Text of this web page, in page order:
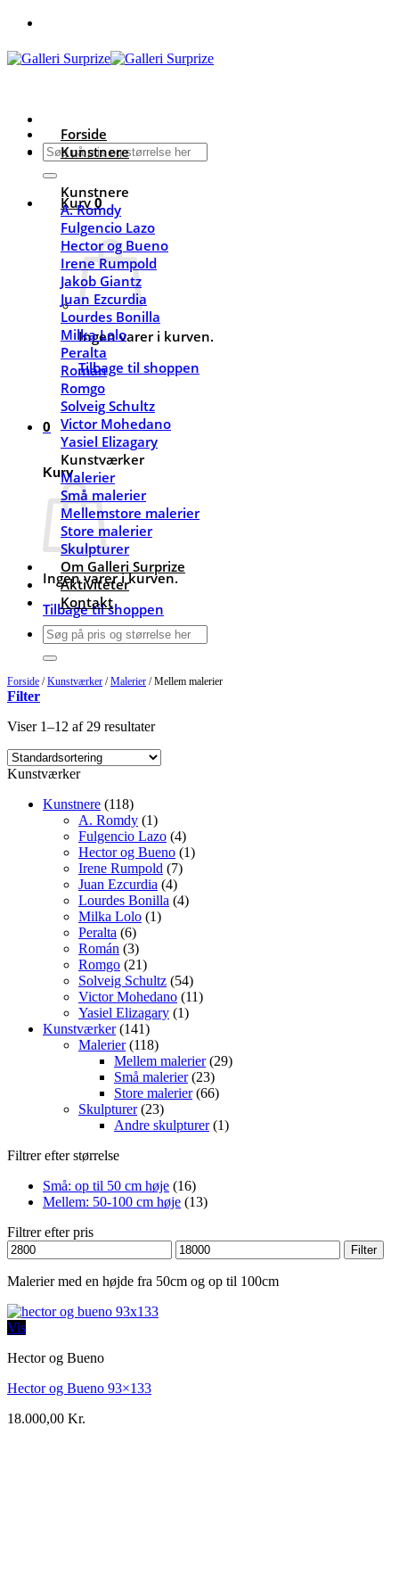
Fortsæt
indhold
Søg
Kurv0
Ingen varer i kurven.
Tilbage til shoppen
0
Kurv
Ingen varer i kurven.
Tilbage til shoppen
Forside
Kunstnere
Kunstnere
A. Romdy
Fulgencio Lazo
Hector og Bueno
Irene Rumpold
Jakob Giantz
Juan Ezcurdia
Lourdes Bonilla
Milka Lolo
Peralta
Román
Romgo
Solveig Schultz
Victor Mohedano
Yasiel Elizagary
Kunstværker
Malerier
Små malerier
Mellemstore malerier
Store malerier
Skulpturer
Om Galleri Surprize
Aktiviteter
Kontakt
Søg
Forside / Kunstværker / Malerier /Mellem malerier
Filter
Viser 1–12 af 29 resultater
Kunstværker
Kunstnere (118)
A. Romdy (1)
Fulgencio Lazo (4)
Hector og Bueno (1)
Irene Rumpold (7)
Juan Ezcurdia (4)
Lourdes Bonilla (4)
Milka Lolo (1)
Peralta (6)
Román (3)
Romgo (21)
Solveig Schultz (54)
Victor Mohedano (11)
Yasiel Elizagary (1)
Kunstværker (141)
Malerier (118)
Mellem malerier (29)
Små malerier (23)
Store malerier (66)
Skulpturer (23)
Andre skulpturer (1)
Filtrer efter størrelse
Små: op til 50 cm høje (16)
Mellem: 50-100 cm høje (13)
Filtrer efter pris
Mindste
pris
Højeste
pris
Filter
Malerier med en højde fra 50cm og op til 100cm
Vis
Hector og Bueno
Hector og Bueno 93×133
18.000,00 Kr.